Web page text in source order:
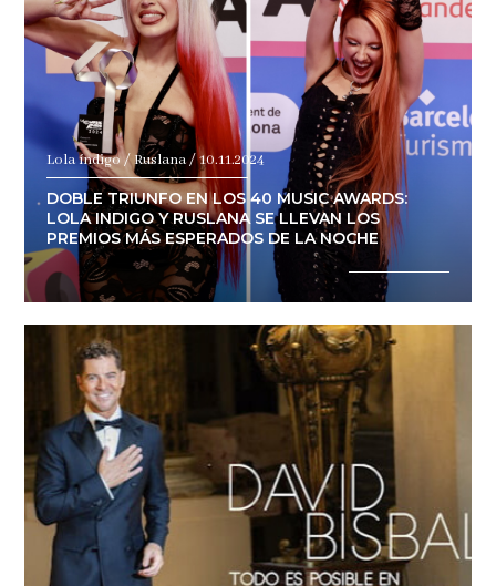
Lola índigo / Ruslana / 10.11.2024
DOBLE TRIUNFO EN LOS 40 MUSIC AWARDS:
LOLA INDIGO Y RUSLANA SE LLEVAN LOS
PREMIOS MÁS ESPERADOS DE LA NOCHE